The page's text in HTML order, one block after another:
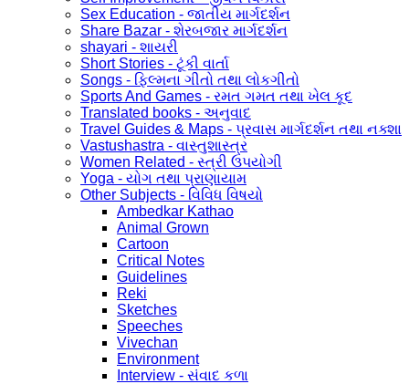
Sex Education - જાતીય માર્ગદર્શન
Share Bazar - શેરબજાર માર્ગદર્શન
shayari - શાયરી
Short Stories - ટૂંકી વાર્તા
Songs - ફિલ્મના ગીતો તથા લોકગીતો
Sports And Games - રમત ગમત તથા ખેલ કૂદ
Translated books - અનુવાદ
Travel Guides & Maps - પ્રવાસ માર્ગદર્શન તથા નક્શા
Vastushastra - વાસ્તુશાસ્ત્ર
Women Related - સ્ત્રી ઉપયોગી
Yoga - યોગ તથા પ્રાણાયામ
Other Subjects - વિવિધ વિષયો
Ambedkar Kathao
Animal Grown
Cartoon
Critical Notes
Guidelines
Reki
Sketches
Speeches
Vivechan
Environment
Interview - સંવાદ કળા